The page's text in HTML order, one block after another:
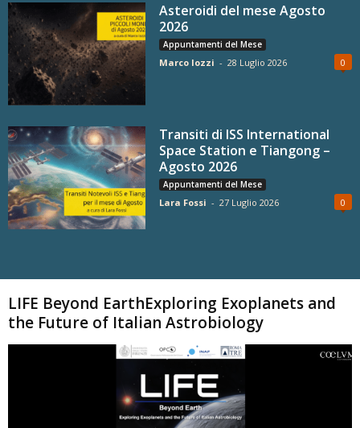
Asteroidi del mese Agosto
2026
Appuntamenti del Mese
Marco Iozzi - 28 Luglio 2026 0
Transiti di ISS International
Space Station e Tiangong –
Agosto 2026
Appuntamenti del Mese
Lara Fossi - 27 Luglio 2026 0
LIFE Beyond EarthExploring Exoplanets and
the Future of Italian Astrobiology